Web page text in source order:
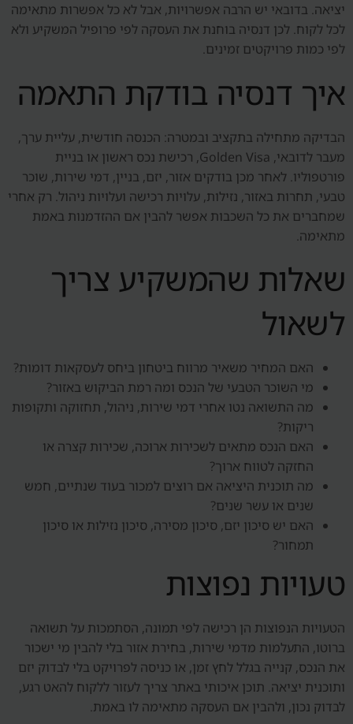
יציאה. בדובאי יש הרבה אפשרויות, אבל לא כל אפשרות מתאימה
לכל לקוח. לכן דנסיה בוחנת את העסקה לפי פרופיל המשקיע ולא
לפי כמות פרויקטים זמינים.
איך דנסיה בודקת התאמה
הבדיקה מתחילה בתקציב ובמטרה: הכנסה חודשית, עליית ערך,
מעבר לדובאי, Golden Visa, רכישת נכס ראשון או בניית
פורטפוליו. לאחר מכן בודקים אזור, יזם, בניין, דמי שירות, שוכר
טבעי, תחרות באזור, נזילות, עלויות רכישה ועלויות ניהול. רק אחרי
שמחברים את כל השכבות אפשר להבין אם ההזדמנות באמת
מתאימה.
שאלות שהמשקיע צריך
לשאול
האם המחיר משאיר מרווח ביטחון ביחס לעסקאות דומות?
מי השוכר הטבעי של הנכס ומה רמת הביקוש באזור?
מה התשואה נטו אחרי דמי שירות, ניהול, תחזוקה ותקופות
ריקות?
האם הנכס מתאים לשכירות ארוכה, שכירות קצרה או
החזקה לטווח ארוך?
מה תוכנית היציאה אם רוצים למכור בעוד שנתיים, חמש
שנים או עשר שנים?
האם יש סיכון יזם, סיכון מסירה, סיכון נזילות או סיכון
תמחור?
טעויות נפוצות
הטעויות הנפוצות הן רכישה לפי תמונה, הסתמכות על תשואה
ברוטו, התעלמות מדמי שירות, בחירת אזור בלי להבין מי ישכור
את הנכס, קנייה בגלל לחץ זמן, או כניסה לפרויקט בלי לבדוק יזם
ותוכנית יציאה. תוכן איכותי באתר צריך לעזור ללקוח להאט רגע,
לבדוק נכון, ולהבין אם העסקה מתאימה לו באמת.